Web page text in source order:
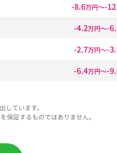
-8.6万円〜-
-4.2万円〜-
-2.7万円〜-
-6.4万円〜-
ています。
証するものではありません。